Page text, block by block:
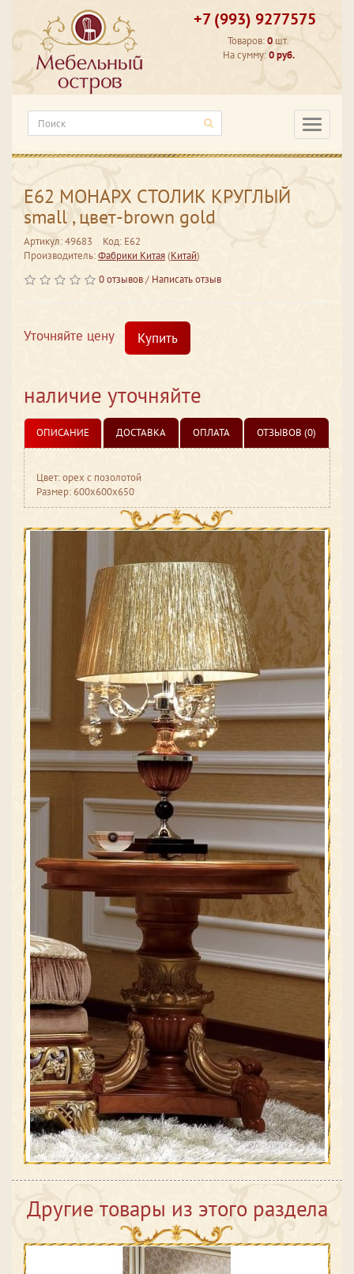
+7 (993) 9277575
Товаров:0 шт.
На сумму:0 руб.
Е62 МОНАРХ СТОЛИК КРУГЛЫЙ
small , цвет-brown gold
Артикул: 49683
Код: Е62
Производитель:Фабрики Китая(Китай)
0 отзывов/ Написать отзыв
Уточняйте цену Купить
наличие уточняйте
ОПИСАНИЕ ДОСТАВКА ОПЛАТА ОТЗЫВОВ (0)
Цвет: орех с позолотой
Размер: 600x600x650
Другие товары из этого раздела